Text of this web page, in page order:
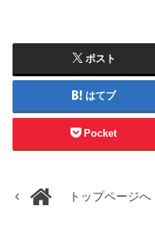
ポスト
はてブ
Pocket
トップページへ